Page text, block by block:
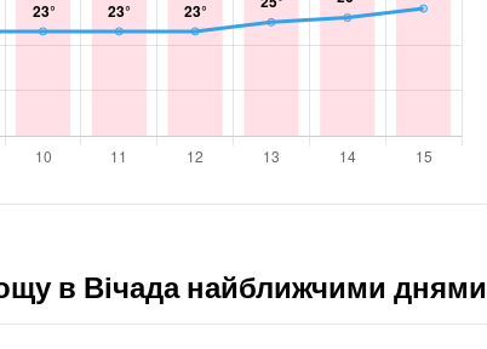
в Вічада найближчими днями